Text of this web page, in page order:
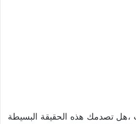
،هل تصدمك هذه الحقيقة البسيطة